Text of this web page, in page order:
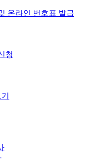
온라인 번호표 발급
청